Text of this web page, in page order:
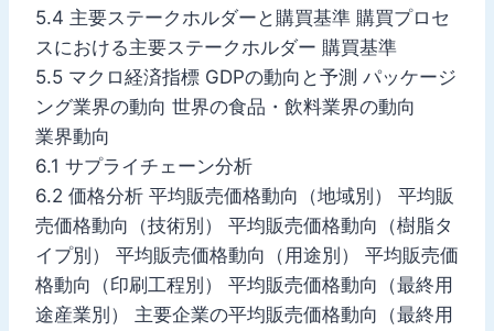
5.4 主要ステークホルダーと購買基準 購買プロセ
スにおける主要ステークホルダー 購買基準
5.5 マクロ経済指標 GDPの動向と予測 パッケージ
ング業界の動向 世界の食品・飲料業界の動向
業界動向
6.1 サプライチェーン分析
6.2 価格分析 平均販売価格動向（地域別） 平均販
売価格動向（技術別） 平均販売価格動向（樹脂タ
イプ別） 平均販売価格動向（用途別） 平均販売価
格動向（印刷工程別） 平均販売価格動向（最終用
途産業別） 主要企業の平均販売価格動向（最終用